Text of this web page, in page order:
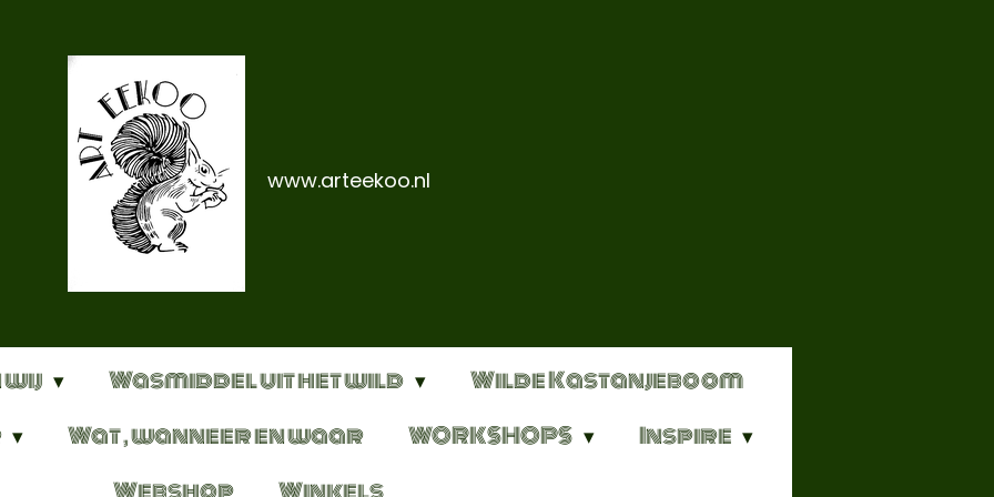
www.arteekoo.nl
wij Wasmiddel uit het wild
Wilde Kastanjeboom
Wat , wanneer en waar WORKSHOPS
Inspire